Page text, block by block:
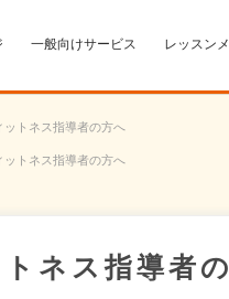
一般向けサービス レッスン
ットネス指導者の方へ
ットネス指導者の方へ
ネス指導者